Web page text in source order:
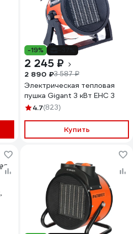
-19%
2 245 ₽
2 890 ₽3 587 ₽
Электрическая тепловая
пушка Gigant 3 кВт EHC 3
4.7(823)
Купить